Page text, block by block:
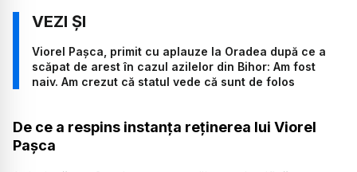
Viorel Pașca, primit cu aplauze la Oradea după ce a
scăpat de arest în cazul azilelor din Bihor: Am fost
naiv. Am crezut că statul vede că sunt de folos
De ce a respins instanța reținerea lui Viorel
Pașca